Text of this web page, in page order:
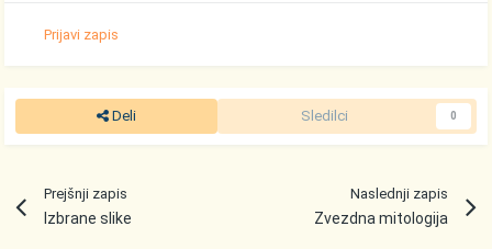
Prijavi zapis
Deli Sledilci 0
Prejšnji zapis
Izbrane slike
Naslednji zapis
Zvezdna mitologija